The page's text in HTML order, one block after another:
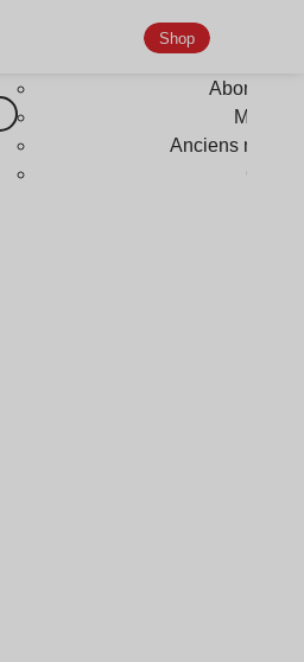
Shop
Anciens